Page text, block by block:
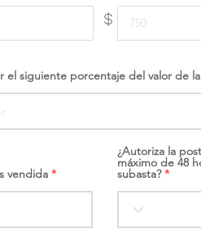
$
el siguiente porcentaje del valor de
vendida
¿Autoriza la
máximo de 48
subasta?